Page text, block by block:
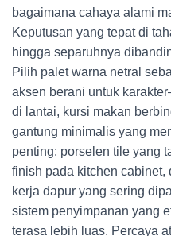
bagaimana cahaya alami
Keputusan yang tepat di
hingga separuhnya
Pilih palet warna netral
aksen berani untuk
di lantai, kursi makan
gantung minimalis yang
penting: porselen tile yang
finish pada kitchen cabinet,
kerja dapur yang sering
sistem penyimpanan yang
terasa lebih luas. Percaya